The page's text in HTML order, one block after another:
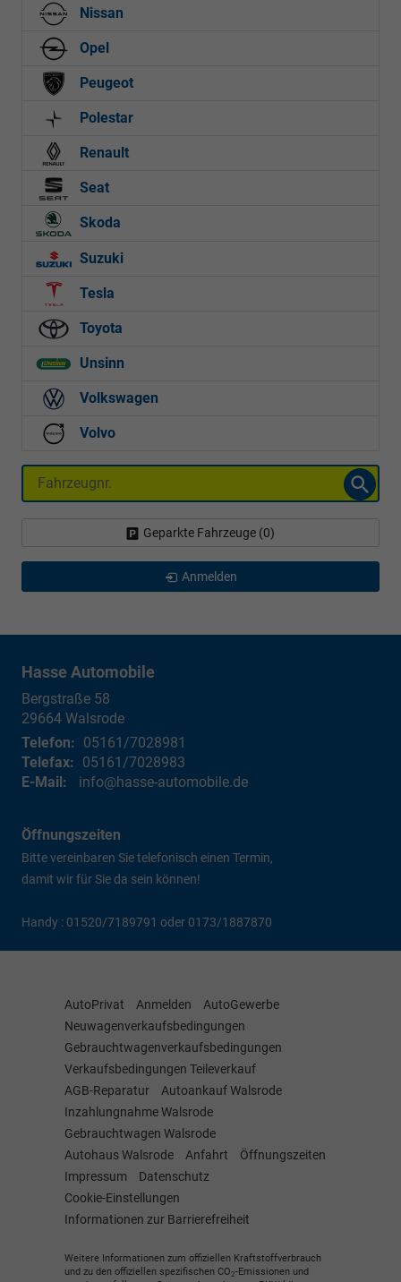
Nissan
Opel
Peugeot
Polestar
Renault
Seat
Skoda
Suzuki
Tesla
Toyota
Unsinn
Volkswagen
Volvo
Fahrzeugnr.
Geparkte Fahrzeuge (0)
Anmelden
Hasse Automobile
Bergstraße 58
29664 Walsrode
Telefon: 05161/7028981
Telefax: 05161/7028983
E-Mail:
info@hasse-automobile.de
Öffnungszeiten
Bitte vereinbaren Sie telefonisch einen Termin,
damit wir für Sie da sein können!
Handy : 01520/7189791 oder 0173/1887870
AutoPrivat Anmelden
AutoGewerbe
Neuwagenverkaufsbedingungen
Gebrauchtwagenverkaufsbedingungen
Verkaufsbedingungen Teileverkauf
AGB-Reparatur
Autoankauf Walsrode
Inzahlungnahme Walsrode
Gebrauchtwagen Walsrode
Autohaus Walsrode
Anfahrt
Öffnungszeiten
Impressum
Datenschutz
Cookie-Einstellungen
Informationen zur Barrierefreiheit
Weitere Informationen zum offiziellen Kraftstoffverbrauch
und zu den offiziellen spezifischen CO2-Emissionen und